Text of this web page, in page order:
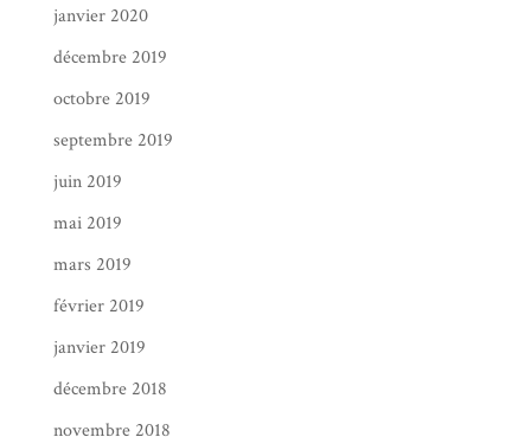
janvier 2020
décembre 2019
octobre 2019
septembre 2019
juin 2019
mai 2019
mars 2019
février 2019
janvier 2019
décembre 2018
novembre 2018